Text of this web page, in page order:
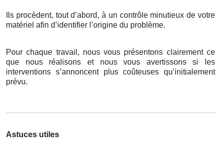
Ils procèdent, tout d’abord, à un contrôle minutieux de votre
matériel afin d’identifier l’origine du problème.
Pour chaque travail, nous vous présentons clairement ce
que nous réalisons et nous vous avertissons si les
interventions s’annoncent plus coûteuses qu’initialement
prévu.
Astuces utiles